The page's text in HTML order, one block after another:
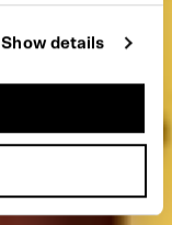
Show details